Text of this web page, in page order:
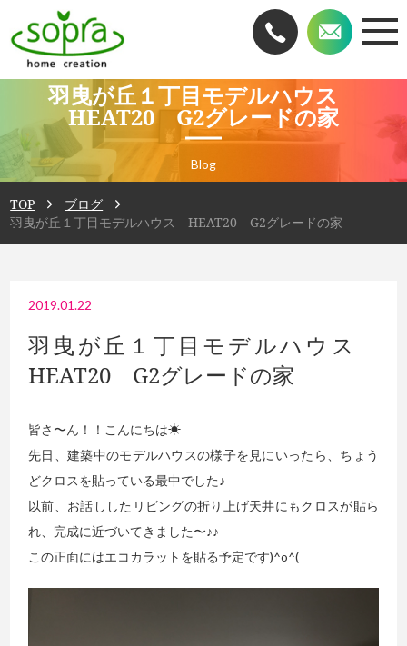
羽曳が丘１丁目モデルハウス
HEAT20 G2グレードの家
Blog
TOP
ブログ
羽曳が丘１丁目モデルハウス HEAT20 G2グレードの家
2019.01.22
羽曳が丘１丁目モデルハウス
HEAT20 G2グレードの家
皆さ〜ん！！こんにちは☀
先日、建築中のモデルハウスの様子を見にいったら、ちょう
どクロスを貼っている最中でした♪
以前、お話ししたリビングの折り上げ天井にもクロスが貼ら
れ、完成に近づいてきました〜♪♪
この正面にはエコカラットを貼る予定です)^o^(